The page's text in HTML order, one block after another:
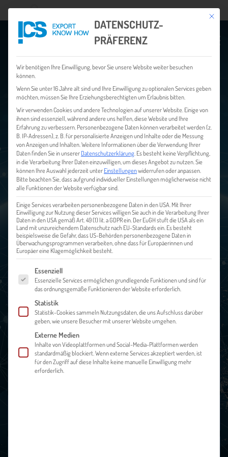
EXPORT KNOW HOW
DIE ONLINE SERVICE- UND
INFORMATIONSPLATTFORM FÜR DIE ERFOLGREICHE
INTERNATIONALISIERUNG IHRES UNTERNEHMENS
GETTING STARTED
FINANZEN & FÖRDERUNGEN
Mit
DATENSCHUTZ-
PRÄFERENZ
Wir benötigen Ihre Einwilligung, bevor Sie unsere Website weiter besuchen
können.
Wenn Sie unter 16 Jahre alt sind und Ihre Einwilligung zu optionalen Services geben
möchten, müssen Sie Ihre Erziehungsberechtigten um Erlaubnis bitten.
Wir verwenden Cookies und andere Technologien auf unserer Website. Einige von
ihnen sind essenziell, während andere uns helfen, diese Website und Ihre
Erfahrung zu verbessern. Personenbezogene Daten können verarbeitet werden (z.
B. IP-Adressen), z. B. für personalisierte Anzeigen und Inhalte oder die Messung
von Anzeigen und Inhalten. Weitere Informationen über die Verwendung Ihrer
Daten finden Sie in unsererDatenschutzerklärung Es besteht keine Verpflichtung,
in die Verarbeitung Ihrer Daten einzuwilligen, um dieses Angebot zu nutzen. Sie
können Ihre Auswahl jederzeit unterEinstellungenwiderrufen oder anpassen.
Bitte beachten Sie, dass aufgrund individueller Einstellungen möglicherweise nicht
alle Funktionen der Website verfügbar sind.
Einige Services verarbeiten personenbezogene Daten in den USA. Mit Ihrer
Einwilligung zur Nutzung dieser Services willigen Sie auch in die Verarbeitung Ihrer
Daten in den USA gemäß Art. 49 (1) lit. a GDPR ein. Der EuGH stuft die USA als ein
Land mit unzureichendem Datenschutz nach EU-Standards ein. Es besteht
beispielsweise die Gefahr, dass US-Behörden personenbezogene Daten in
Überwachungsprogrammen verarbeiten, ohne dass für Europäerinnen und
Europäer eine Klagemöglichkeit besteht.
Es folgt eine Liste der Service-Gruppen, für die eine Einwilligung
Essenziell
Essenzielle Services ermöglichen grundlegende Funktionen und sind für
das ordnungsgemäße Funktionieren der Website erforderlich.
Statistik
Statistik-Cookies sammeln Nutzungsdaten, die uns Aufschluss darüber
geben, wie unsere Besucher mit unserer Website umgehen.
Externe Medien
Inhalte von Videoplattformen und Social-Media-Plattformen werden
standardmäßig blockiert. Wenn externe Services akzeptiert werden, ist
für den Zugriff auf diese Inhalte keine manuelle Einwilligung mehr
erforderlich.